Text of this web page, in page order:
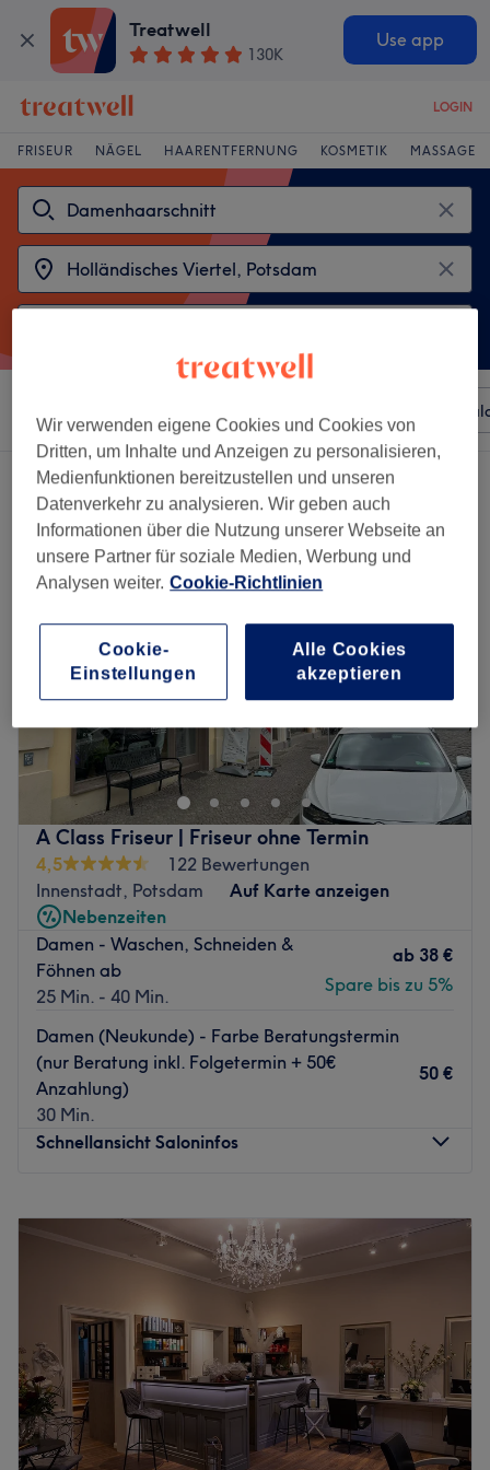
Treatwell
130K
Use app
LOGIN
FRISEUR NÄGEL HAARENTFERNUNG KOSMETIK MASSAGE
2 Salons die anbieten:
damenhaarschnitt in der Nähe von Holländisches Viertel, Potsdam
A Class Friseur | Friseur ohne Termin
4,5
122 Bewertungen
Innenstadt, Potsdam
Auf Karte anzeigen
Nebenzeiten
Damen - Waschen, Schneiden &
Föhnen ab
25 Min. - 40 Min.
ab 38 €
Spare bis zu 5%
Damen (Neukunde) - Farbe Beratungstermin
(nur Beratung inkl. Folgetermin + 50€
Anzahlung)
30 Min.
50 €
Schnellansicht Saloninfos
19:00
09:00–
19:00
Freitag
Samstag
09:00–18:00
Sonntag
Geschlossen
In Potsdam erwarten dich bei A Class Friseur | Friseur
ohne Termin ein herzliches Team, präzise Schnitte,
strahlende Farben und hippe Stylings, die sich sehen
Wir verwenden eigene Cookies und Cookies von
Dritten, um Inhalte und Anzeigen zu personalisieren,
Medienfunktionen bereitzustellen und unseren
Datenverkehr zu analysieren. Wir geben auch
Informationen über die Nutzung unserer Webseite an
unsere Partner für soziale Medien, Werbung und
Analysen weiter. Cookie-Richtlinien
Cookie-
Einstellungen
Alle Cookies
akzeptieren